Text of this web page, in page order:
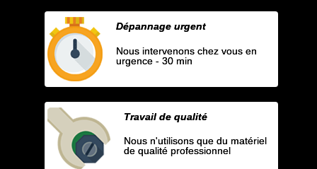
Dépannage urgent
Nous intervenons chez vous en
urgence - 30 min
Travail de qualité
Nous n'utilisons que du matériel
de qualité professionnel